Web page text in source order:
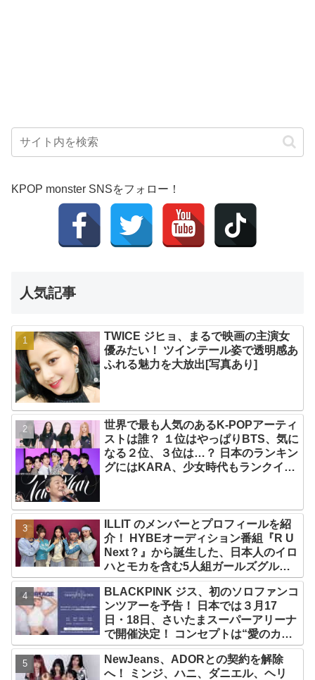
KPOP monster SNSをフォロー！
人気記事
TWICE ジヒョ、まるで映画の主演女
優みたい！ ツインテール姿で透明感あ
ふれる魅力を大放出[写真あり]
世界で最も人気のあるK-POPアーティ
ストは誰？ １位はやっぱりBTS、気に
なる２位、３位は…？ 日本のランキン
グにはKARA、少女時代もランクイ
ILLIT のメンバーとプロフィールを紹
介！ HYBEオーディション番組『R U
Next？』から誕生した、日本人のイロ
ハとモカを含む5人組ガールズグルー
プ！ デビュー曲「Magnetic」がいき
なりの大ヒット
BLACKPINK ジス、初のソロファンコ
ンツアーを予告！ 日本では３月17
日・18日、さいたまスーパーアリーナ
で開催決定！ コンセプトは“愛のカケ
ラ”！？ 14日には新アルバム
『AMORTAGE』もリリース
NewJeans、ADORとの契約を解除
へ！ ミンジ、ハニ、ダニエル、ヘリ